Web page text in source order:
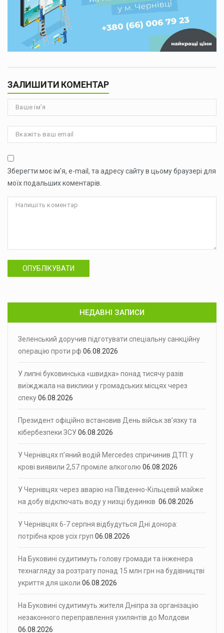
ЗАЛИШИТИ КОМЕНТАР
Зберегти моє ім'я, e-mail, та адресу сайту в цьому браузері для
моїх подальших коментарів.
ОПУБЛІКУВАТИ
НЕДАВНІ ЗАПИСИ
Зеленський доручив підготувати спеціальну санкційну
операцію проти рф 06.08.2026
У липні буковинська «швидка» понад тисячу разів
виїжджала на виклики у громадських місцях через
спеку06.08.2026
Президент офіційно встановив День військ зв’язку та
кібербезпеки ЗСУ06.08.2026
У Чернівцях п’яний водій Mercedes спричинив ДТП: у
крові виявили 2,57 проміле алкоголю 06.08.2026
У Чернівцях через аварію на Південно-Кільцевій майже
на добу відключать воду у низці будинків 06.08.2026
У Чернівцях 6-7 серпня відбудуться Дні донора:
потрібна кров усіх груп 06.08.2026
На Буковині судитимуть голову громади та інженера
технагляду за розтрату понад 15 млн грн на будівництві
укриття для школи 06.08.2026
На Буковині судитимуть жителя Дніпра за організацію
незаконного переправлення ухилянтів до Молдови
06.08.2026